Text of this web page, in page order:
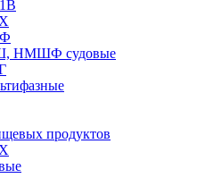
НМШФ судовые
продуктов